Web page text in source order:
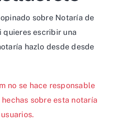
sobre Notaría de
escribir una
hazlo desde desde
no se hace responsable
sobre esta notaría